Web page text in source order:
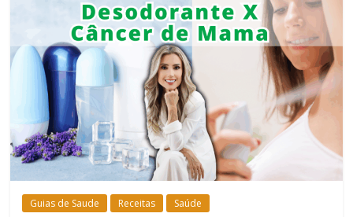
Guias de Saude Receitas Saúde